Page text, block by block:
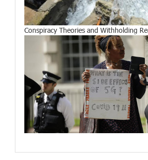
Conspiracy Theories and Withholding